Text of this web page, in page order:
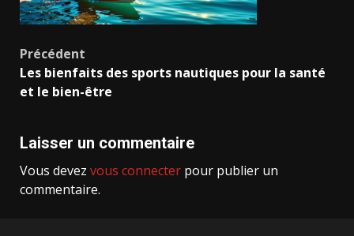
Navigation
d’article
Précédent
Les bienfaits des sports nautiques pour la santé
et le bien-être
Laisser un commentaire
Vous devez vous connecter pour publier un
commentaire.